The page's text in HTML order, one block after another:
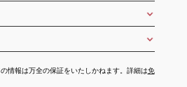
情報は万全の保証をいたしかねます。詳細は免